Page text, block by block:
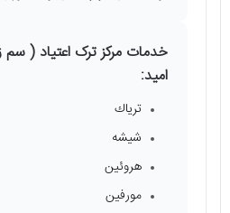
خدمات مرکز ترک اعتیاد (
امید:
ترياك
شیشه
هروئين
مورفين